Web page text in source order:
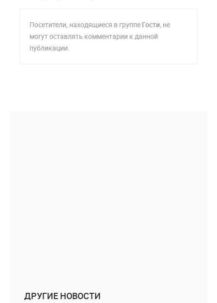
Посетители, находящиеся в группе Гости, не
могут оставлять комментарии к данной
публикации.
ДРУГИЕ НОВОСТИ